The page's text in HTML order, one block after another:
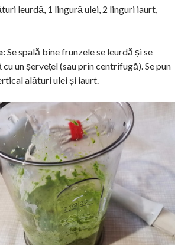
leurdă, 1 lingură ulei, 2 linguri iaurt,
Se spală bine frunzele se leurdă și se
un șervețel (sau prin centrifugă). Se pun
alături ulei și iaurt.